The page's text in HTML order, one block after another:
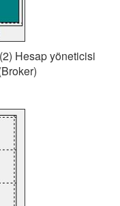
Hesap yöneticisi